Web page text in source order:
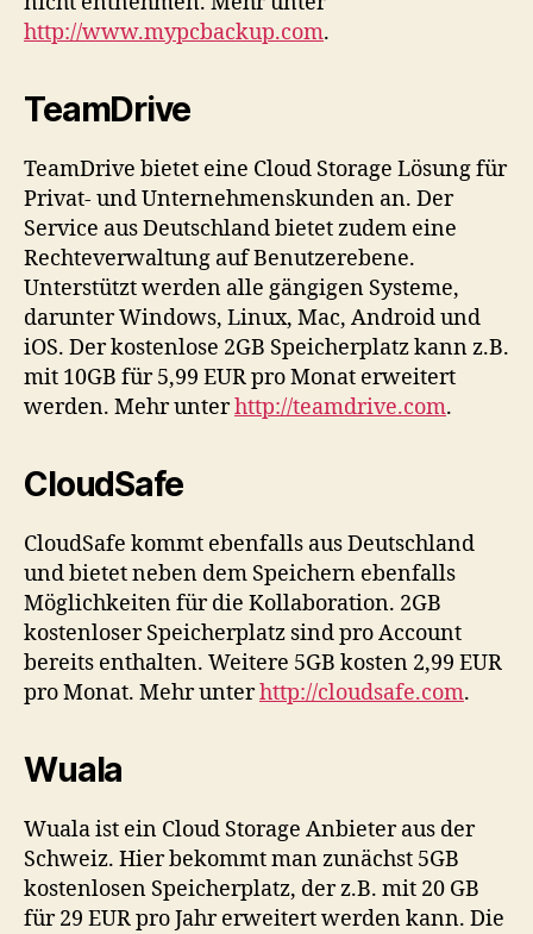
http://www.mypcbackup.com.
TeamDrive
TeamDrive bietet eine Cloud Storage Lösung für
Privat- und Unternehmenskunden an. Der
Service aus Deutschland bietet zudem eine
Rechteverwaltung auf Benutzerebene.
Unterstützt werden alle gängigen Systeme,
darunter Windows, Linux, Mac, Android und
iOS. Der kostenlose 2GB Speicherplatz kann z.B.
mit 10GB für 5,99 EUR pro Monat erweitert
werden. Mehr unterhttp://teamdrive.com.
CloudSafe
CloudSafe kommt ebenfalls aus Deutschland
und bietet neben dem Speichern ebenfalls
Möglichkeiten für die Kollaboration. 2GB
kostenloser Speicherplatz sind pro Account
bereits enthalten. Weitere 5GB kosten 2,99 EUR
pro Monat. Mehr unterhttp://cloudsafe.com.
Wuala
Wuala ist ein Cloud Storage Anbieter aus der
Schweiz. Hier bekommt man zunächst 5GB
kostenlosen Speicherplatz, der z.B. mit 20 GB
für 29 EUR pro Jahr erweitert werden kann. Die